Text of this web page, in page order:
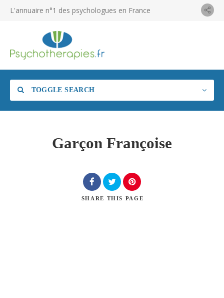
L'annuaire n°1 des psychologues en France
TOGGLE SEARCH
Garçon Françoise
SHARE THIS PAGE